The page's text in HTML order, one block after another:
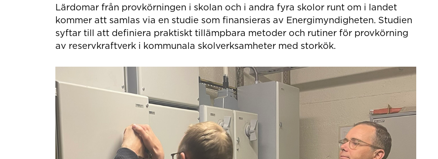
Lärdomar från provkörningen i skolan och i andra fyra skolor runt om i landet
kommer att samlas via en studie som finansieras av Energimyndigheten. Studien
syftar till att definiera praktiskt tillämpbara metoder och rutiner för provkörning
av reservkraftverk i kommunala skolverksamheter med storkök.